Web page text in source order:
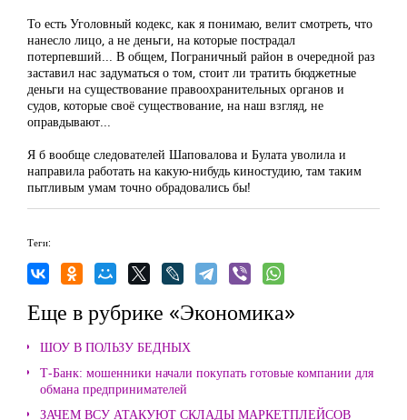
То есть Уголовный кодекс, как я понимаю, велит смотреть, что
нанесло лицо, а не деньги, на которые пострадал
потерпевший... В общем, Пограничный район в очередной раз
заставил нас задуматься о том, стоит ли тратить бюджетные
деньги на существование правоохранительных органов и
судов, которые своё существование, на наш взгляд, не
оправдывают...
Я б вообще следователей Шаповалова и Булата уволила и
направила работать на какую-нибудь киностудию, там таким
пытливым умам точно обрадовались бы!
Теги:
Еще в рубрике «Экономика»
ШОУ В ПОЛЬЗУ БЕДНЫХ
Т-Банк: мошенники начали покупать готовые компании для
обмана предпринимателей
ЗАЧЕМ ВСУ АТАКУЮТ СКЛАДЫ МАРКЕТПЛЕЙСОВ